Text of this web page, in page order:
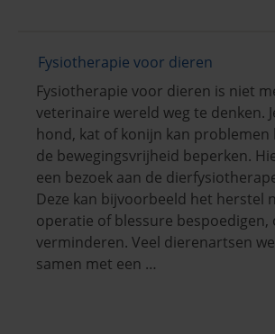
Fysiotherapie voor dieren
Fysiotherapie voor dieren is niet
veterinaire wereld weg te denken.
hond, kat of konijn kan problemen
de bewegingsvrijheid beperken.
een bezoek aan de
Deze kan bijvoorbeeld het herstel
operatie of blessure bespoedigen,
verminderen. Veel dierenartsen
samen met een …